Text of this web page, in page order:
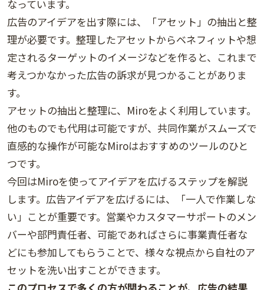
なっています。
広告のアイデアを出す際には、「アセット」の抽出と整
理が必要です。整理したアセットからベネフィットや想
定されるターゲットのイメージなどを作ると、これまで
考えつかなかった広告の訴求が見つかることがありま
す。
アセットの抽出と整理に、Miroをよく利用しています。
他のものでも代用は可能ですが、共同作業がスムーズで
直感的な操作が可能なMiroはおすすめのツールのひと
つです。
今回はMiroを使ってアイデアを広げるステップを解説
します。広告アイデアを広げるには、「一人で作業しな
い」ことが重要です。営業やカスタマーサポートのメン
バーや部門責任者、可能であればさらに事業責任者な
どにも参加してもらうことで、様々な視点から自社のア
セットを洗い出すことができます。